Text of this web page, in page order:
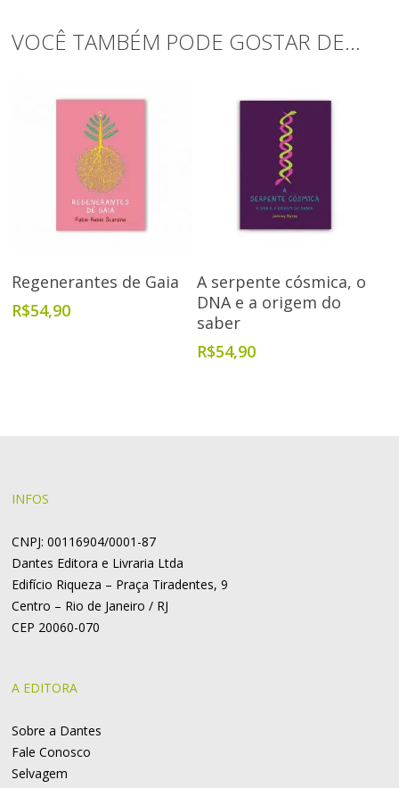
VOCÊ TAMBÉM PODE GOSTAR DE…
Adicionar Ao Carrinho
Regenerantes de Gaia
R$54,90
Adicionar Ao Carrinho
A serpente cósmica, o
DNA e a origem do
saber
R$54,90
INFOS
CNPJ: 00116904/0001-87
Dantes Editora e Livraria Ltda
Edifício Riqueza – Praça Tiradentes, 9
Centro – Rio de Janeiro / RJ
CEP 20060-070
A EDITORA
Sobre a Dantes
Fale Conosco
Selvagem